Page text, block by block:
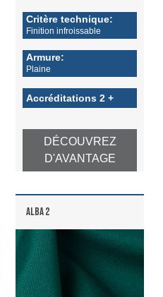
Critère technique:
Finition infroissable
Armure:
Plaine
Accréditations 2 +
DÉCOUVREZ
D'AVANTAGE
ALBA 2